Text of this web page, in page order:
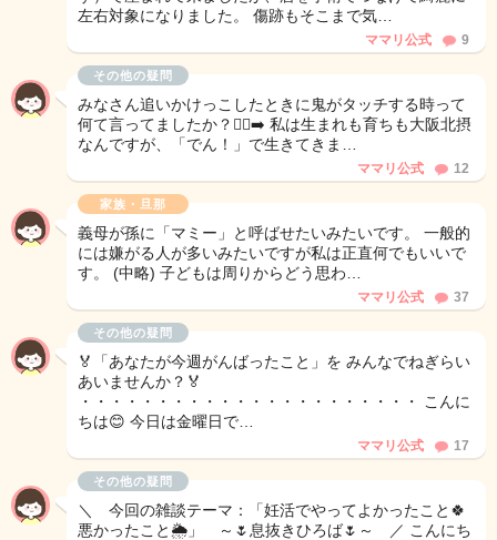
左右対象になりました。 傷跡もそこまで気…
ママリ公式 9
その他の疑問
みなさん追いかけっこしたときに鬼がタッチする時って
何て言ってましたか？🏃‍♂️‍➡️ 私は生まれも育ちも大阪北摂
なんですが、「でん！」で生きてきま…
ママリ公式 12
家族・旦那
義母が孫に「マミー」と呼ばせたいみたいです。 一般的
には嫌がる人が多いみたいですが私は正直何でもいいで
す。 (中略) 子どもは周りからどう思わ…
ママリ公式 37
その他の疑問
🏅「あなたが今週がんばったこと」を みんなでねぎらい
あいませんか？🏅
・・・・・・・・・・・・・・・・・・・・・・ こんに
ちは😊 今日は金曜日で…
ママリ公式 17
その他の疑問
＼ 今回の雑談テーマ：「妊活でやってよかったこと🍀
悪かったこと🌦️」 ～🌷息抜きひろば🌷～ ／ こんにち